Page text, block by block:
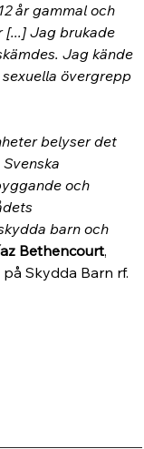
år gammal och
[...] Jag brukade
Jag kände
övergrepp
belyser det
och
barn och
Bethencourt,
Skydda Barn rf.